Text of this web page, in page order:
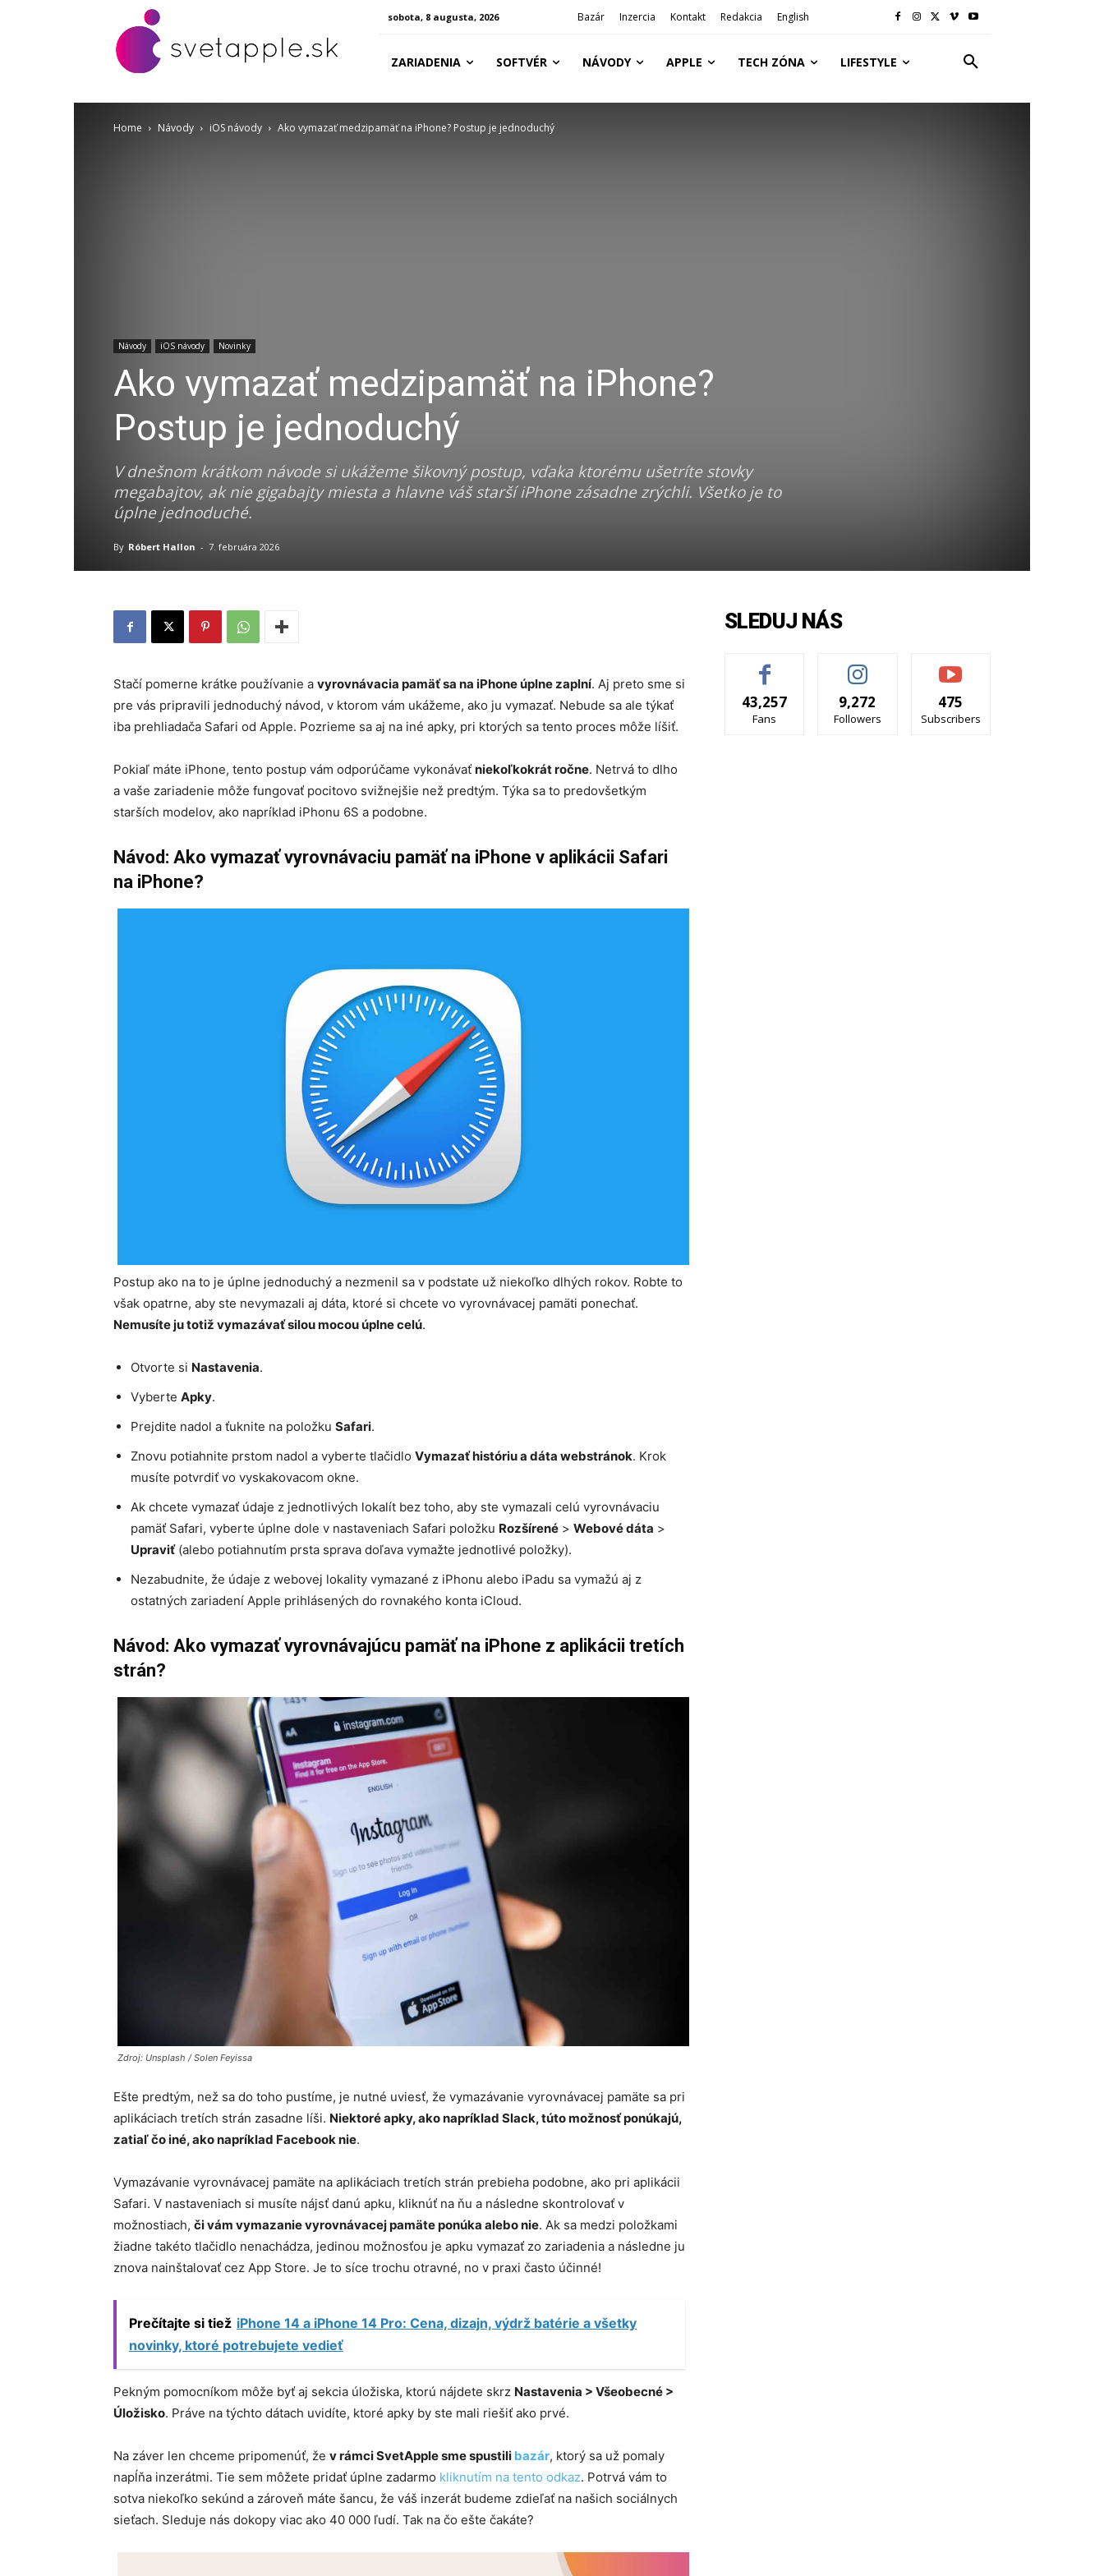
sobota, 8 augusta, 2026 Bazár Inzercia Kontakt Redakcia English
ZARIADENIA SOFTVÉR NÁVODY APPLE TECH ZÓNA LIFESTYLE
Home Návody iOS návody Ako vymazať medzipamäť na iPhone? Postup je jednoduchý
Návody iOS návody Novinky
Ako vymazať medzipamäť na iPhone?
Postup je jednoduchý
V dnešnom krátkom návode si ukážeme šikovný postup, vďaka ktorému ušetríte stovky
megabajtov, ak nie gigabajty miesta a hlavne váš starší iPhone zásadne zrýchli. Všetko je to
úplne jednoduché.
By Róbert Hallon - 7. februára 2026
Stačí pomerne krátke používanie a vyrovnávacia pamäť sa na iPhone úplne zaplní. Aj preto sme si
pre vás pripravili jednoduchý návod, v ktorom vám ukážeme, ako ju vymazať. Nebude sa ale týkať
iba prehliadača Safari od Apple. Pozrieme sa aj na iné apky, pri ktorých sa tento proces môže líšiť.
Pokiaľ máte iPhone, tento postup vám odporúčame vykonávať niekoľkokrát ročne. Netrvá to dlho
a vaše zariadenie môže fungovať pocitovo svižnejšie než predtým. Týka sa to predovšetkým
starších modelov, ako napríklad iPhonu 6S a podobne.
Návod: Ako vymazať vyrovnávaciu pamäť na iPhone v aplikácii Safari
na iPhone?
Postup ako na to je úplne jednoduchý a nezmenil sa v podstate už niekoľko dlhých rokov. Robte to
však opatrne, aby ste nevymazali aj dáta, ktoré si chcete vo vyrovnávacej pamäti ponechať.
Nemusíte ju totiž vymazávať silou mocou úplne celú.
Otvorte si Nastavenia.
Vyberte Apky.
Prejdite nadol a ťuknite na položku Safari.
Znovu potiahnite prstom nadol a vyberte tlačidlo Vymazať históriu a dáta webstránok. Krok
musíte potvrdiť vo vyskakovacom okne.
Ak chcete vymazať údaje z jednotlivých lokalít bez toho, aby ste vymazali celú vyrovnávaciu
pamäť Safari, vyberte úplne dole v nastaveniach Safari položku Rozšírené > Webové dáta >
Upraviť(alebo potiahnutím prsta sprava doľava vymažte jednotlivé položky).
Nezabudnite, že údaje z webovej lokality vymazané z iPhonu alebo iPadu sa vymažú aj z
ostatných zariadení Apple prihlásených do rovnakého konta iCloud.
Návod: Ako vymazať vyrovnávajúcu pamäť na iPhone z aplikácii tretích
strán?
Zdroj: Unsplash / Solen Feyissa
Ešte predtým, než sa do toho pustíme, je nutné uviesť, že vymazávanie vyrovnávacej pamäte sa pri
aplikáciach tretích strán zasadne líši. Niektoré apky, ako napríklad Slack, túto možnosť ponúkajú,
zatiaľ čo iné, ako napríklad Facebook nie.
Vymazávanie vyrovnávacej pamäte na aplikáciach tretích strán prebieha podobne, ako pri aplikácii
Safari. V nastaveniach si musíte nájsť danú apku, kliknúť na ňu a následne skontrolovať v
možnostiach, či vám vymazanie vyrovnávacej pamäte ponúka alebo nie. Ak sa medzi položkami
žiadne takéto tlačidlo nenachádza, jedinou možnosťou je apku vymazať zo zariadenia a následne ju
znova nainštalovať cez App Store. Je to síce trochu otravné, no v praxi často účinné!
Prečítajte si tiež iPhone 14 a iPhone 14 Pro: Cena, dizajn, výdrž batérie a všetky
novinky, ktoré potrebujete vedieť
Pekným pomocníkom môže byť aj sekcia úložiska, ktorú nájdete skrz Nastavenia > Všeobecné >
Úložisko. Práve na týchto dátach uvidíte, ktoré apky by ste mali riešiť ako prvé.
Na záver len chceme pripomenúť, že v rámci SvetApple sme spustili bazár, ktorý sa už pomaly
napĺňa inzerátmi. Tie sem môžete pridať úplne zadarmo kliknutím na tento odkaz. Potrvá vám to
sotva niekoľko sekúnd a zároveň máte šancu, že váš inzerát budeme zdieľať na našich sociálnych
sieťach. Sleduje nás dokopy viac ako 40 000 ľudí. Tak na čo ešte čakáte?
SLEDUJ NÁS
43,257
Fans
9,272
Followers
475
Subscribers